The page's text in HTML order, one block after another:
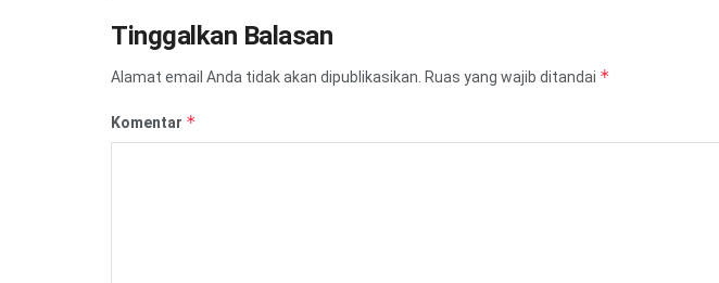
Tinggalkan Balasan
Alamat email Anda tidak akan dipublikasikan. Ruas yang wajib ditandai *
Komentar *